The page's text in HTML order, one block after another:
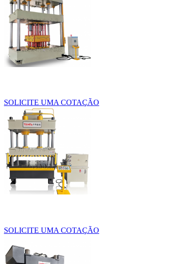
SOLICITE UMA COTAÇÃO
SOLICITE UMA COTAÇÃO